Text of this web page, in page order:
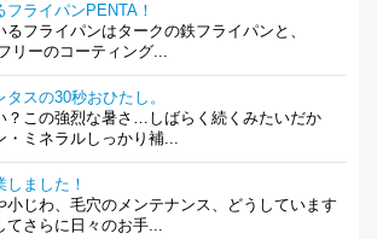
ライパンPENTA！
フライパンはタークの鉄フライパンと、
リーのコーティング...
スの30秒おひたし。
？この強烈な暑さ…しばらく続くみたいだか
・ミネラルしっかり補...
ました！
小じわ、毛穴のメンテナンス、どうしています
てさらに日々のお手...